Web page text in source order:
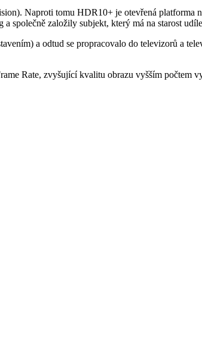
Naproti tomu HDR10+ je otevřená platforma
společně založily subjekt, který má na starost
a odtud se propracovalo do televizorů a
Rate, zvyšující kvalitu obrazu vyšším počtem